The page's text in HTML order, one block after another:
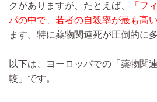
クがありますが、たとえば、
「フ
パの中で、若者の自殺率が最も高
ます。特に薬物関連死が圧倒的に多
以下は、ヨーロッパでの「薬物関
較」です。